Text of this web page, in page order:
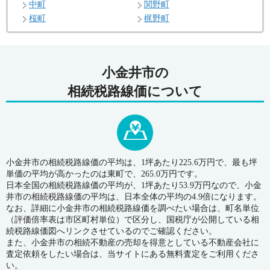
中町
関野町
桜町
梶野町
小金井市の
相続税路線価について
小金井市の相続税路線価の平均は、1坪あたり225.6万円で、最も坪
単価の平均が高かったのは東町で、265.0万円です。
日本全国の相続税路線価の平均が、1坪あたり53.9万円なので、小金
井市の相続税路線価の平均は、日本全体の平均の4.9倍になります。
なお、詳細に小金井市の相続税路線価を調べたい場合は、町名単位
（評価倍率表は市区町村単位）で区分し、国税庁が公開している相
続税路線価図へリンクさせているのでご確認ください。
また、小金井市の相続不動産の売却を得意としている不動産会社に
査定依頼をしたい場合は、当サイトにある無料査定をご利用くださ
い。